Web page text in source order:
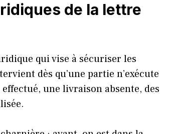
de la lettre
qui vise à sécuriser les
dès qu’une partie n’exécute
une livraison absente, des